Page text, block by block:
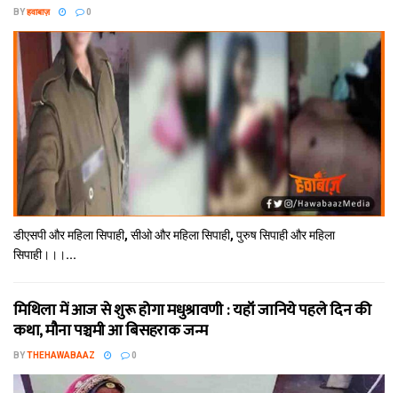
BYहवाबाज़ 0
डीएसपी और महिला सिपाही, सीओ और महिला सिपाही, पुरुष सिपाही और महिला
सिपाही।।।...
मिथि‍ला में आज से शुरू होगा मधुश्रावणी : यहॉं जानिये पहले दिन की
कथा, मौना पञ्चमी आ बिसहराक जन्म
BYTHEHAWABAAZ 0